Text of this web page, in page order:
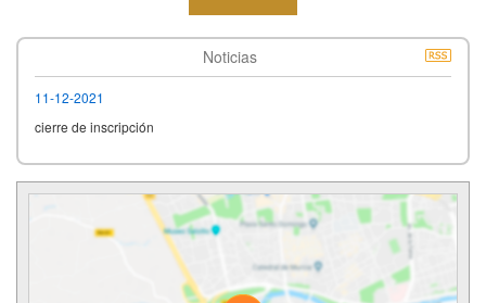
Noticias
11-12-2021
cierre de inscripción